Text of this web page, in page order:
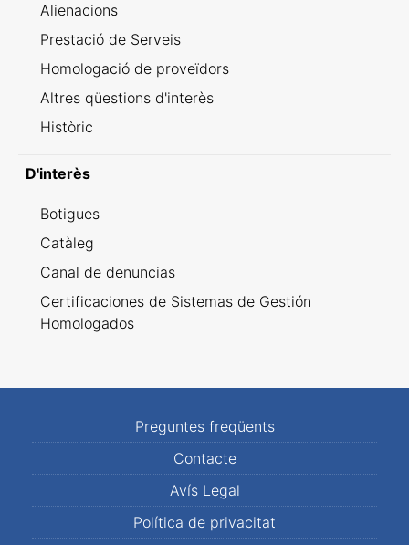
Alienacions
Prestació de Serveis
Homologació de proveïdors
Altres qüestions d'interès
Històric
D'interès
Botigues
Catàleg
Canal de denuncias
Certificaciones de Sistemas de Gestión
Homologados
Preguntes freqüents
Contacte
Avís Legal
Política de privacitat